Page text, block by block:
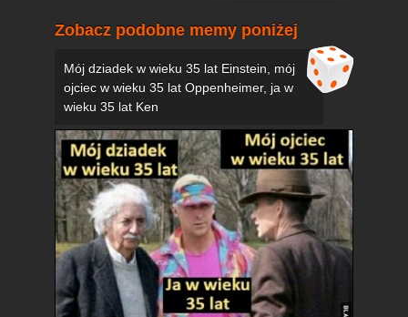
Zobacz podobne memy poniżej
Mój dziadek w wieku 35 lat Einstein, mój
ojciec w wieku 35 lat Oppenheimer, ja w
wieku 35 lat Ken